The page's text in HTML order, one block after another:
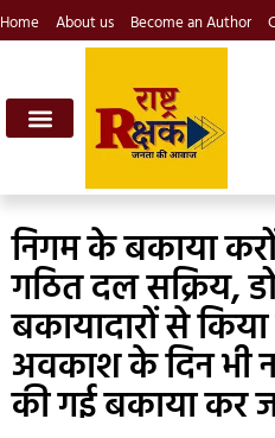
Home About us Become an Author
निगम के बकाया
गठित दल सक्रिय,
बकायादारों से
अवकाश के दिन भी
की गई बकाया कर